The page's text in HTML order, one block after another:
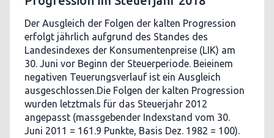
Der Ausgleich der Folgen der kalten Progression
erfolgt jährlich aufgrund des Standes des
Landesindexes der Konsumentenpreise (LIK) am
30. Juni vor Beginn der Steuerperiode. Beieinem
negativen Teuerungsverlauf ist ein Ausgleich
ausgeschlossen.Die Folgen der kalten Progression
wurden letztmals für das Steuerjahr 2012
angepasst (massgebender Indexstand vom 30.
Juni 2011 = 161.9 Punkte, Basis Dez. 1982 = 100).